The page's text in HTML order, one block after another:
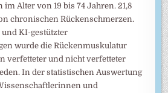
Alter von 19 bis 74 Jahren. 21,8
chronischen Rückenschmerzen.
KI-gestützter
wurde die Rückenmuskulatur
verfetteter und nicht verfetteter
In der statistischen Auswertung
und